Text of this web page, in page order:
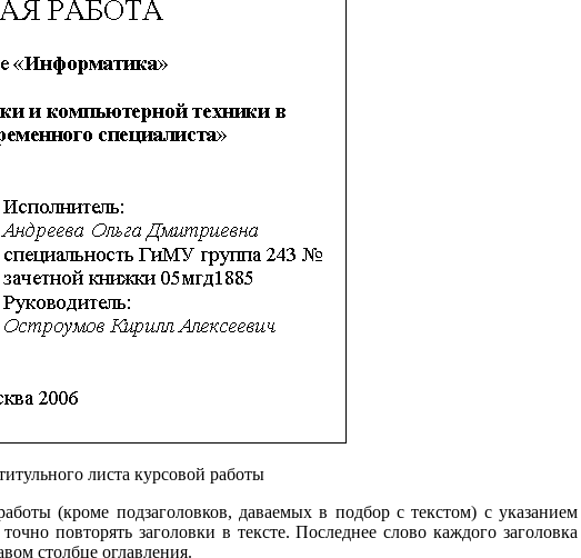
листа курсовой работы
(кроме подзаголовков, даваемых в подбор с текстом) с указанием
повторять заголовки в тексте. Последнее слово каждого заголовка
столбце оглавления.